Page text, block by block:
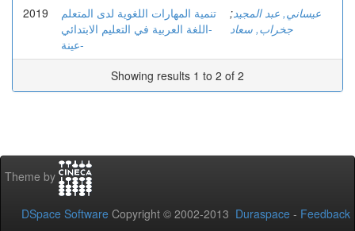
2019
تنمية المهارات اللغوية لدى المتعلم
-اللغة العربية في التعليم الابتدائي
عينة-
عيساني, عبد المجيد;
جخراب, سعاد
Showing results 1 to 2 of 2
Theme by
DSpace Software Copyright © 2002-2013 Duraspace - Feedback